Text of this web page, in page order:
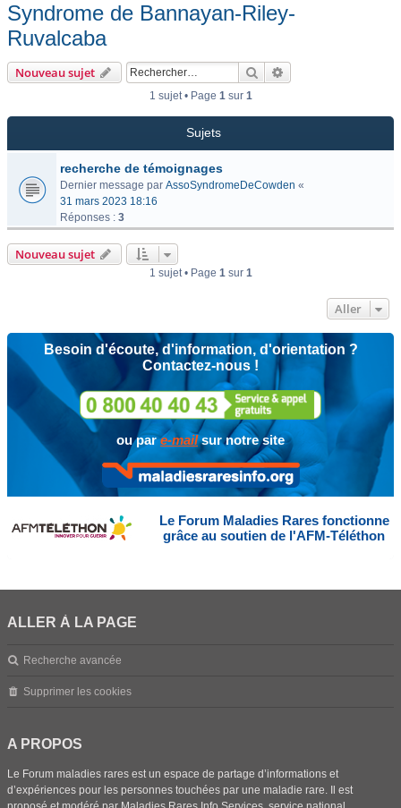
Syndrome de Bannayan-Riley-
Ruvalcaba
Nouveau sujet Rechercher
1 sujet • Page 1sur 1
Sujets
recherche de témoignages
Dernier message par AssoSyndromeDeCowden «
31 mars 2023 18:16
Réponses : 3
Nouveau sujet
1 sujet • Page 1sur 1
Aller
Besoin d'écoute, d'information, d'orientation ?
Contactez-nous !
ou pare-mailsur notre site
Le Forum Maladies Rares fonctionne
grâce au soutien de l'AFM-Téléthon
ALLER À LA PAGE
Recherche avancée
Supprimer les cookies
A PROPOS
Le Forum maladies rares est un espace de partage d’informations et
d’expériences pour les personnes touchées par une maladie rare. Il est